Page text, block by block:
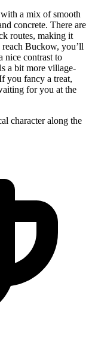
a mix of smooth
concrete. There are
routes, making it
Buckow, you’ll
nice contrast to
a bit more village-
you fancy a treat,
for you at the
character along the